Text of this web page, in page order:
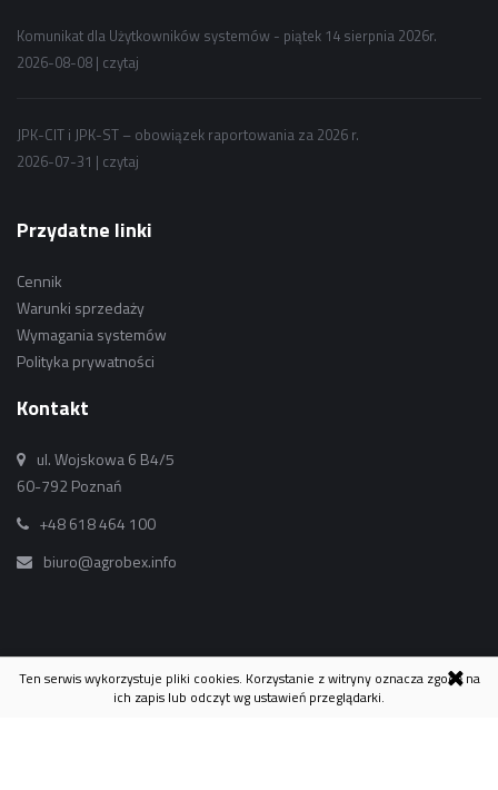
Komunikat dla Użytkowników systemów - piątek 14 sierpnia 2026r.
2026-08-08 | czytaj
JPK-CIT i JPK-ST – obowiązek raportowania za 2026 r.
2026-07-31 | czytaj
Przydatne linki
Cennik
Warunki sprzedaży
Wymagania systemów
Polityka prywatności
Kontakt
ul. Wojskowa 6 B4/5
60-792 Poznań
+48 618 464 100
biuro@agrobex.info
Ten serwis wykorzystuje pliki cookies. Korzystanie z witryny oznacza zgodę na
ich zapis lub odczyt wg ustawień przeglądarki.